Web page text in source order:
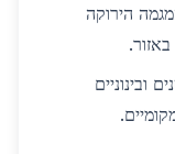
הירוקה
ובינוניים